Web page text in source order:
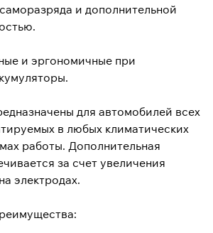
и дополнительной
и эргономичные при
для автомобилей всех
в любых климатических
работы. Дополнительная
за счет увеличения
электродах.